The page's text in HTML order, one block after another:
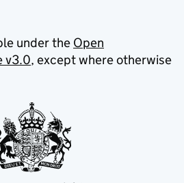
under the Open
v3.0, except where otherwise